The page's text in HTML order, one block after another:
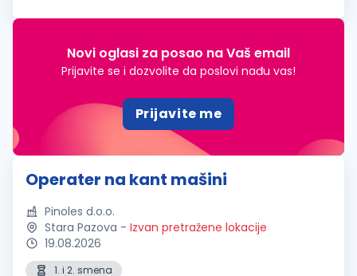
materije &ndash...
Novi oglasi za posao na Vaš email
Prijavite se i dozvolite da poslovi nađu vas!
Prijavite me
Operater na kant mašini
Pinoles d.o.o.
Stara Pazova - Izvan pretražene lokacije
19.08.2026
1. i 2. smena